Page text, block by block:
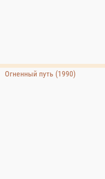
Огненный путь (1990)